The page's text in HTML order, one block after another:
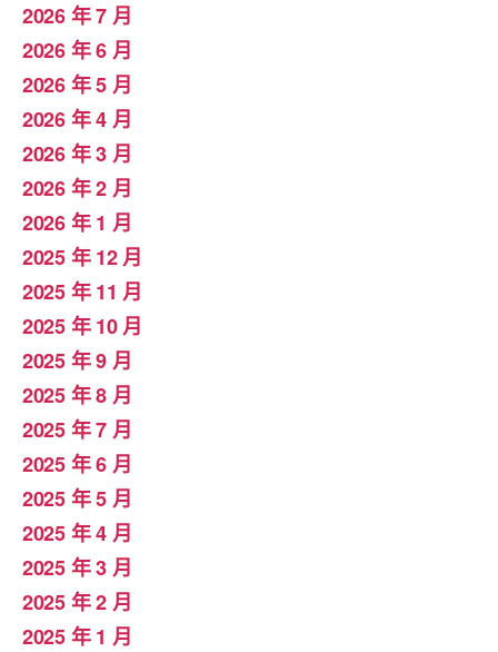
2026 年 7 月
2026 年 6 月
2026 年 5 月
2026 年 4 月
2026 年 3 月
2026 年 2 月
2026 年 1 月
2025 年 12 月
2025 年 11 月
2025 年 10 月
2025 年 9 月
2025 年 8 月
2025 年 7 月
2025 年 6 月
2025 年 5 月
2025 年 4 月
2025 年 3 月
2025 年 2 月
2025 年 1 月